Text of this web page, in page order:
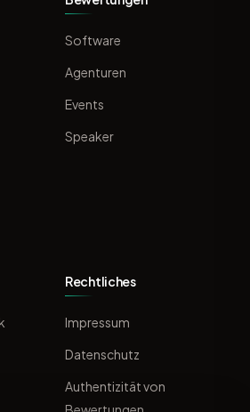
Software
Agenturen
Events
Speaker
Rechtliches
Impressum
Datenschutz
Authentizität von